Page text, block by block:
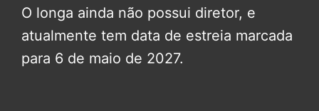
O longa ainda não possui diretor, e
atualmente tem data de estreia marcada
para 6 de maio de 2027.